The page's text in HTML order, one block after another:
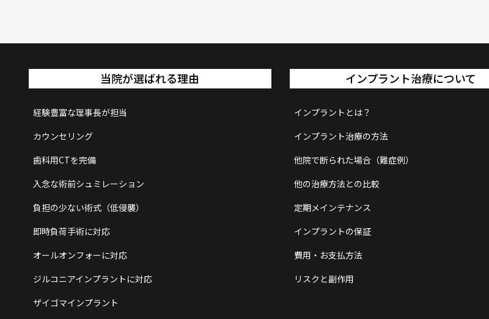
当院が選ばれる理由
経験豊富な理事長が担当
カウンセリング
歯科用CTを完備
入念な術前シュミレーション
負担の少ない術式（低侵襲）
即時負荷手術に対応
オールオンフォーに対応
ジルコニアインプラントに対応
ザイゴマインプラント
インプラント治療について
インプラントとは？
インプラント治療の方法
他院で断られた場合（難症例）
他の治療方法との比較
定期メインテナンス
インプラントの保証
費用・お支払方法
リスクと副作用